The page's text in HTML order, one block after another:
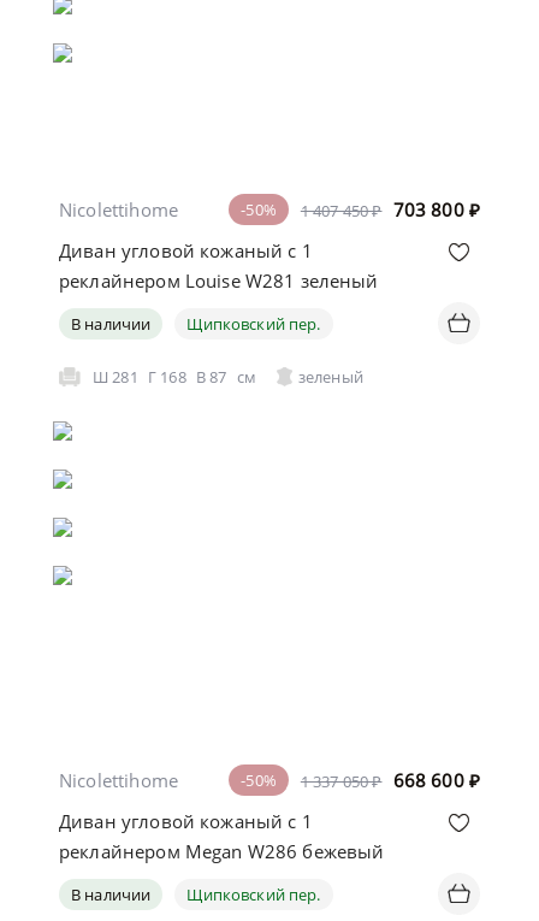
1 407 450 ₽ 703 800 ₽
-50%
Nicolettihome
Диван угловой кожаный с 1
реклайнером Louise W281 зеленый
В наличии Щипковский пер.
Ш 281 Г 168 В87 см зеленый
1 337 050 ₽ 668 600 ₽
-50%
Nicolettihome
Диван угловой кожаный с 1
реклайнером Megan W286 бежевый
В наличии Щипковский пер.